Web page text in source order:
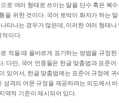
로 여러 형태로 쓰이는 말을 단수 혹은 복
을 위한 것이다. 국어 토박이 화자가 하는
타나는 경우가 많은데, 이러한 여러 형태나
적이다.
적을 때 올바르게 표기하는 방법을 규정
. 다만, 국어 언중들은 한글 맞춤법과 표준
있어서, 한글 맞춤법에는 표준어 규정에
격의 어문 규정을 제공하려는 의도에서
역적 기준이 제시되어 있다.